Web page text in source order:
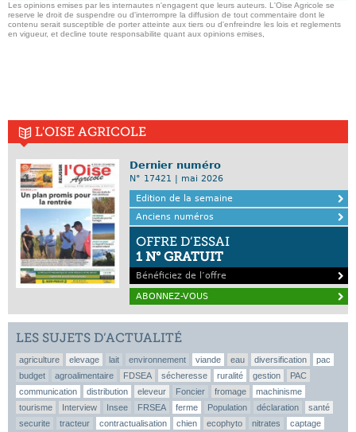
Les opinions emises par les internautes n'engagent que leurs auteurs. L'Oise Agricole se
reserve le droit de suspendre ou d'interrompre la diffusion de tout commentaire dont le
contenu serait susceptible de porter atteinte aux tiers ou d'enfreindre les lois et reglements
en vigueur, et decline toute responsabilite quant aux opinions emises,
L'OISE AGRICOLE
Dernier numéro
N° 17421 | mai 2026
Edition de la semaine
Anciens numéros
OFFRE D’ESSAI
1 N° GRATUIT
Bénéficiez de l’offre
ABONNEZ-VOUS
LES SUJETS D’ACTUALITÉ
agriculture elevage lait environnement viande eau diversification
pac
budget
agroalimentaire FDSEA sécheresse ruralité gestion
PAC
communication
distribution eleveur Foncier fromage
machinisme
tourisme
Interview Insee FRSEA ferme Population déclaration
santé
securite
tracteur contractualisation chien ecophyto nitrates captage